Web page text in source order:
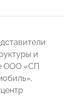
и
ООО «СП